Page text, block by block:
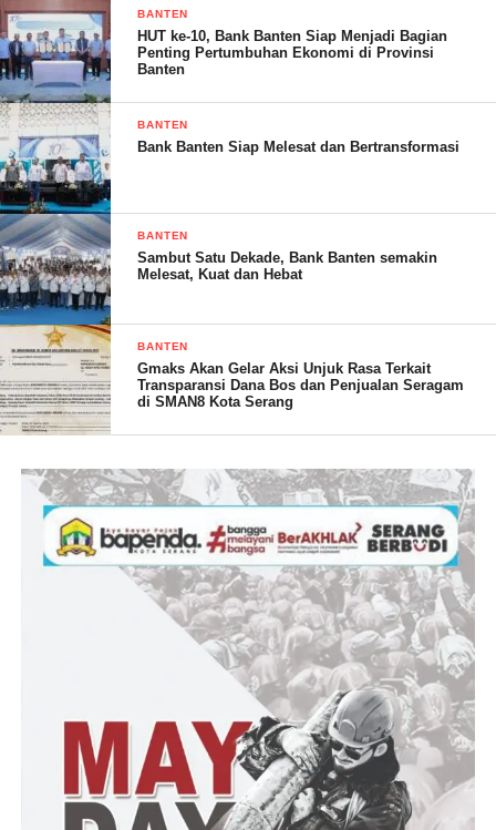
dan komitmen yang kuat untuk membangun iklim investasi di
Banten yang aman, nyaman dan kondusif.
Hermawan – RG
Post Views: 11
BANTEN
HUT ke-10, Bank Banten Siap Menjadi Bagian
Penting Pertumbuhan Ekonomi di Provinsi
Banten
BANTEN
Bank Banten Siap Melesat dan Bertransformasi
BANTEN
Sambut Satu Dekade, Bank Banten semakin
Melesat, Kuat dan Hebat
BANTEN
Gmaks Akan Gelar Aksi Unjuk Rasa Terkait
Transparansi Dana Bos dan Penjualan Seragam
di SMAN8 Kota Serang